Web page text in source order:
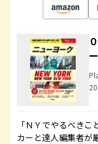
「ＮＹでやるべき
カーと達人編集者が